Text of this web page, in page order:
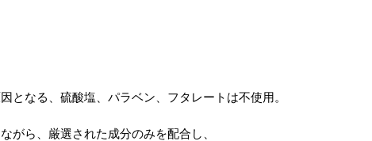
となる、硫酸塩、パラベン、フタレートは不使用。
がら、厳選された成分のみを配合し、